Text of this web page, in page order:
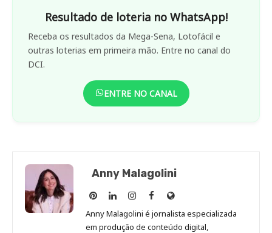
Resultado de loteria no WhatsApp!
Receba os resultados da Mega-Sena, Lotofácil e
outras loterias em primeira mão. Entre no canal do
DCI.
ENTRE NO CANAL
Anny Malagolini
Anny
Malagolini
no
Anny
Malagolini
no
Anny
Malagolini
no
Anny
Malagolini
no
Site
de
Anny
Anny Malagolini é jornalista especializada
em produção de conteúdo digital,